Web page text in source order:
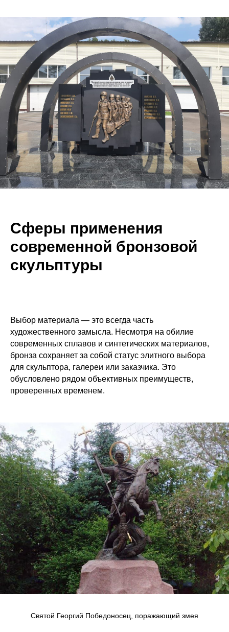
Сферы применения
современной бронзовой
скульптуры
Выбор материала — это всегда часть
художественного замысла. Несмотря на обилие
современных сплавов и синтетических материалов,
бронза сохраняет за собой статус элитного выбора
для скульптора, галереи или заказчика. Это
обусловлено рядом объективных преимуществ,
проверенных временем.
Святой Георгий Победоносец, поражающий змея